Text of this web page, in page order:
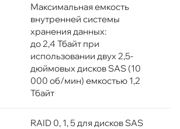
Максимальная емкость
внутренней системы
хранения данных:
до 2,4 Тбайт при
использовании двух 2,5-
дюймовых дисков SAS (10
000 об/мин) емкостью 1,2
Тбайт
RAID 0, 1, 5 для дисков SAS